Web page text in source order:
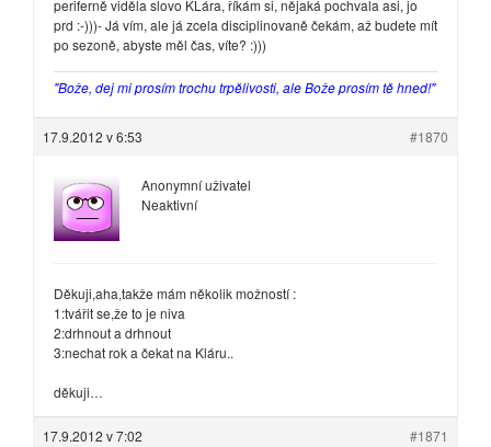
periferně viděla slovo KLára, říkám si, nějaká pochvala asi, jo
prd :-)))- Já vím, ale já zcela disciplinovaně čekám, až budete mít
po sezoně, abyste měl čas, víte? :)))
"Bože, dej mi prosím trochu trpělivosti, ale Bože prosím tě hned!"
17.9.2012 v 6:53 #1870
Anonymní uživatel
Neaktivní
Děkuji,aha,takže mám několik možností :
1:tvářit se,že to je niva
2:drhnout a drhnout
3:nechat rok a čekat na Kláru..
děkuji…
17.9.2012 v 7:02 #1871